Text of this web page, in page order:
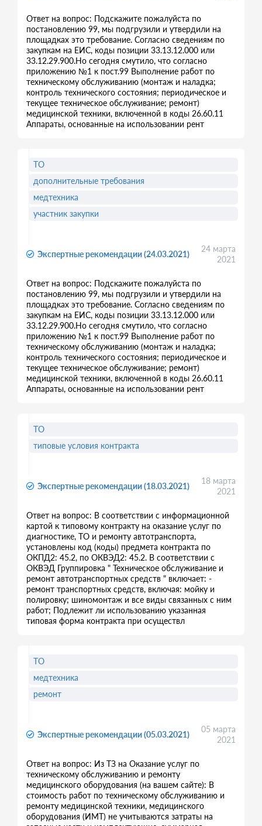
Ответ на вопрос: Подскажите пожалуйста по
постановлению 99, мы подгрузили и утвердили на
площадках это требование. Согласно сведениям по
закупкам на ЕИС, коды позиции 33.13.12.000 или
33.12.29.900.Но сегодня смутило, что согласно
приложению №1 к пост.99 Выполнение работ по
техническому обслуживанию (монтаж и наладка;
контроль технического состояния; периодическое и
текущее техническое обслуживание; ремонт)
медицинской техники, включенной в коды 26.60.11
Аппараты, основанные на использовании рент
Экспертные рекомендации (24.03.2021)
24 марта
2021
Ответ на вопрос: Подскажите пожалуйста по
постановлению 99, мы подгрузили и утвердили на
площадках это требование. Согласно сведениям по
закупкам на ЕИС, коды позиции 33.13.12.000 или
33.12.29.900.Но сегодня смутило, что согласно
приложению №1 к пост.99 Выполнение работ по
техническому обслуживанию (монтаж и наладка;
контроль технического состояния; периодическое и
текущее техническое обслуживание; ремонт)
медицинской техники, включенной в коды 26.60.11
Аппараты, основанные на использовании рент
ТО
дополнительные требования
медтехника
участник закупки
Экспертные рекомендации (18.03.2021)
18 марта
2021
Ответ на вопрос: В соответствии с информационной
картой к типовому контракту на оказание услуг по
диагностике, ТО и ремонту автотранспорта,
установлены код (коды) предмета контракта по
ОКПД2: 45.2, по ОКВЭД2: 45.2. В соответствии с
ОКВЭД Группировка " Техническое обслуживание и
ремонт автотранспортных средств " включает: -
ремонт транспортных средств, включая: мойку и
полировку; шиномонтаж и все виды связанных с ним
работ; Подлежит ли использованию указанная
типовая форма контракта при осуществл
ТО
типовые условия контракта
Экспертные рекомендации (05.03.2021)
05 марта
2021
Ответ на вопрос: Из ТЗ на Оказание услуг по
техническому обслуживанию и ремонту
медицинского оборудования (на вашем сайте): В
стоимость работ по техническому обслуживанию и
ремонту медицинской техники, медицинского
оборудования (ИМТ) не учитываются затраты на
ТО
медтехника
ремонт